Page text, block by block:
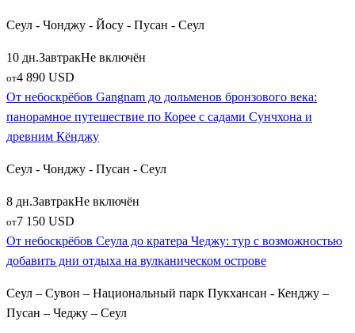
Сеул - Чонджу - Йосу - Пусан - Сеул
10 дн.ЗавтракНе включён
от4 890 USD
От небоскрёбов Gangnam до дольменов бронзового века:
панорамное путешествие по Корее с садами Сунчхона и
древним Кёнджу
Сеул - Чонджу - Пусан - Сеул
8 дн.ЗавтракНе включён
от7 150 USD
От небоскрёбов Сеула до кратера Чеджу: тур с возможностью
добавить дни отдыха на вулканическом острове
Сеул – Сувон – Национальный парк Пукхансан - Кенджу –
Пусан – Чеджу – Сеул